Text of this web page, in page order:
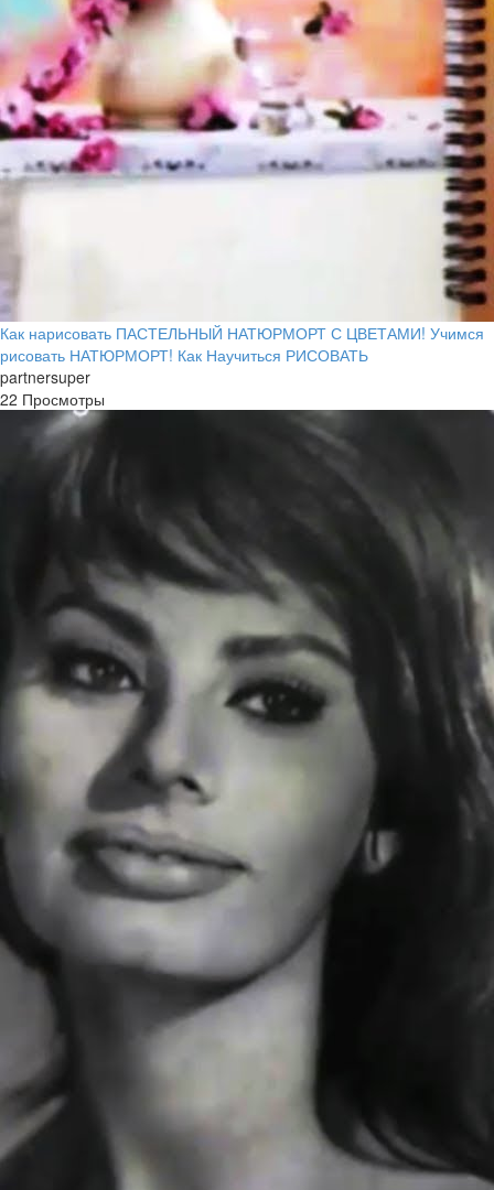
Как нарисовать ПАСТЕЛЬНЫЙ НАТЮРМОРТ С ЦВЕТАМИ! Учимся
рисовать НАТЮРМОРТ! Как Научиться РИСОВАТЬ
partnersuper
22 Просмотры